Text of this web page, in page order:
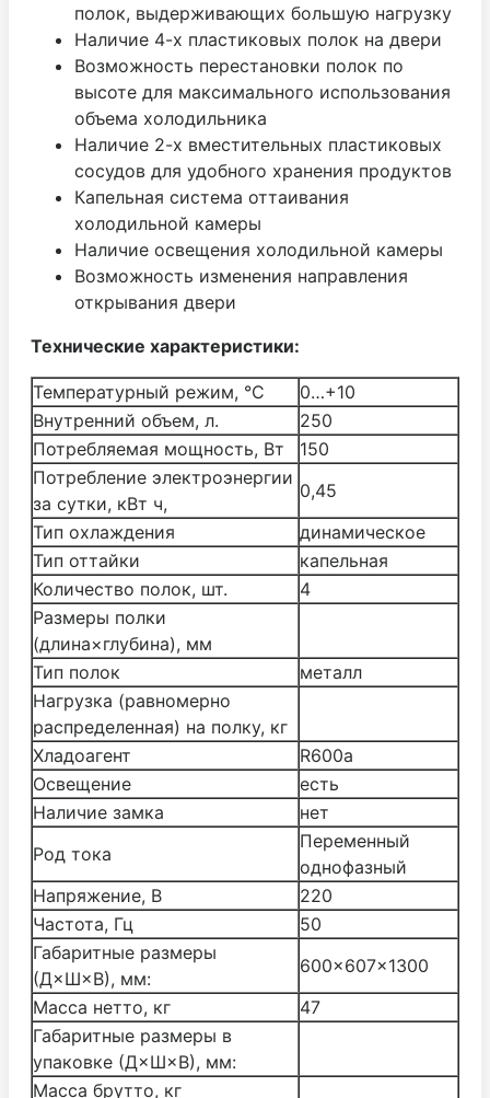
полок, выдерживающих большую нагрузку
Наличие 4-х пластиковых полок на двери
Возможность перестановки полок по
высоте для максимального использования
объема холодильника
Наличие 2-х вместительных пластиковых
сосудов для удобного хранения продуктов
Капельная система оттаивания
холодильной камеры
Наличие освещения холодильной камеры
Возможность изменения направления
открывания двери
Технические характеристики:
Температурный режим, °С
0…+10
Внутренний объем, л.
250
Потребляемая мощность, Вт
150
Потребление электроэнергии
за сутки, кВт ч,
0,45
Тип охлаждения
динамическое
Тип оттайки
капельная
Количество полок, шт.
4
Размеры полки
(длина×глубина), мм
Тип полок
металл
Нагрузка (равномерно
распределенная) на полку, кг
Хладоагент
R600а
Освещение
есть
Наличие замка
нет
Род тока
Переменный
однофазный
Напряжение, В
220
Частота, Гц
50
Габаритные размеры
(Д×Ш×В), мм:
600×607×1300
Масса нетто, кг
47
Габаритные размеры в
упаковке (Д×Ш×В), мм:
Масса брутто, кг